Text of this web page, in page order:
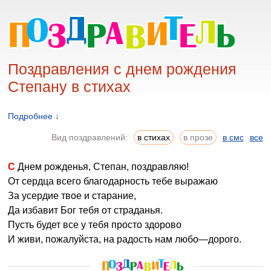
Поздравления с днем рождения
Степану в стихах
Подробнее ↓
Вид поздравлений: в стихах в прозе в смс все
С Днем рожденья, Степан, поздравляю!
От сердца всего благодарность тебе выражаю
За усердие твое и старание,
Да избавит Бог тебя от страданья.
Пусть будет все у тебя просто здорово
И живи, пожалуйста, на радость нам любо—дорого.